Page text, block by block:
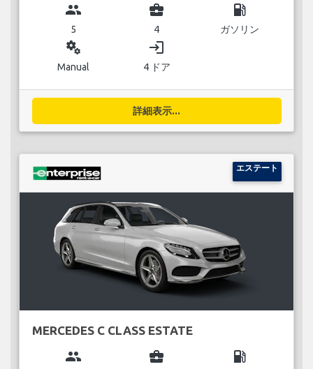
group
5
business_center
4
local_gas_station
ガソリン
miscellaneous_services
Manual
login
4 ドア
詳細表示...
エステート
MERCEDES C CLASS ESTATE
group business_center local_gas_station